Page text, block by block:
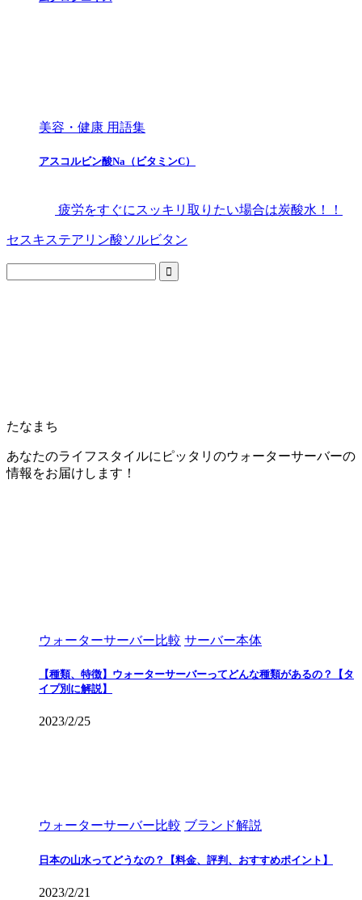
美容・健康 用語集
アスコルビン酸Na（ビタミンC）
疲労をすぐにスッキリ取りたい場合は炭酸水！！
セスキステアリン酸ソルビタン
たなまち
あなたのライフスタイルにピッタリのウォーターサーバーの
情報をお届けします！
ウォーターサーバー比較 サーバー本体
【種類、特徴】ウォーターサーバーってどんな種類があるの？【タ
イプ別に解説】
2023/2/25
ウォーターサーバー比較 ブランド解説
日本の山水ってどうなの？【料金、評判、おすすめポイント】
2023/2/21